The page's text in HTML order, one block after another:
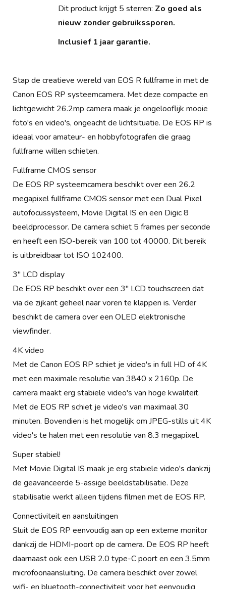
Dit product krijgt 5 sterren: Zo goed als
nieuw zonder gebruikssporen.
Inclusief 1 jaar garantie.
Stap de creatieve wereld van EOS R fullframe in met de
Canon EOS RP systeemcamera. Met deze compacte en
lichtgewicht 26.2mp camera maak je ongelooflijk mooie
foto's en video's, ongeacht de lichtsituatie. De EOS RP is
ideaal voor amateur- en hobbyfotografen die graag
fullframe willen schieten.
Fullframe CMOS sensor
De EOS RP systeemcamera beschikt over een 26.2
megapixel fullframe CMOS sensor met een Dual Pixel
autofocussysteem, Movie Digital IS en een Digic 8
beeldprocessor. De camera schiet 5 frames per seconde
en heeft een ISO-bereik van 100 tot 40000. Dit bereik
is uitbreidbaar tot ISO 102400.
3" LCD display
De EOS RP beschikt over een 3" LCD touchscreen dat
via de zijkant geheel naar voren te klappen is. Verder
beschikt de camera over een OLED elektronische
viewfinder.
4K video
Met de Canon EOS RP schiet je video's in full HD of 4K
met een maximale resolutie van 3840 x 2160p. De
camera maakt erg stabiele video's van hoge kwaliteit.
Met de EOS RP schiet je video's van maximaal 30
minuten. Bovendien is het mogelijk om JPEG-stills uit 4K
video's te halen met een resolutie van 8.3 megapixel.
Super stabiel!
Met Movie Digital IS maak je erg stabiele video's dankzij
de geavanceerde 5-assige beeldstabilisatie. Deze
stabilisatie werkt alleen tijdens filmen met de EOS RP.
Connectiviteit en aansluitingen
Sluit de EOS RP eenvoudig aan op een externe monitor
dankzij de HDMI-poort op de camera. De EOS RP heeft
daarnaast ook een USB 2.0 type-C poort en een 3.5mm
microfoonaansluiting. De camera beschikt over zowel